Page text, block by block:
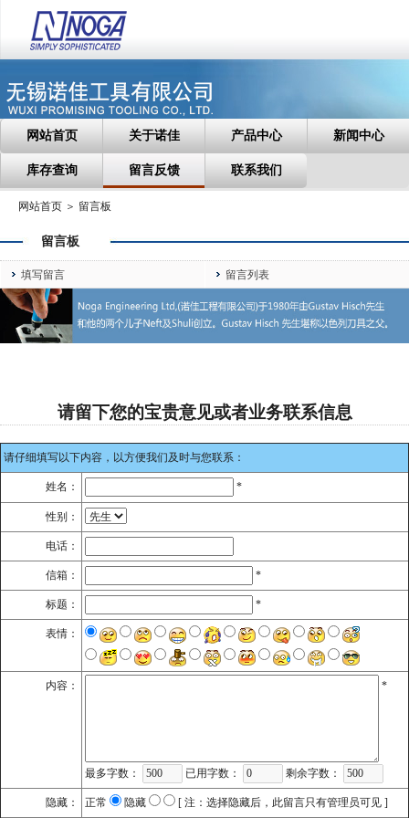
网站首页 关于诺佳 产品中心 新闻中心
库存查询 留言反馈 联系我们
网站首页 ＞ 留言板
留言板
填写留言 留言列表
请留下您的宝贵意见或者业务联系信息
请仔细填写以下内容，以方便我们及时与您联系：
姓名： *
性别：
电话：
信箱： *
标题： *
表情：
内容： *
最多字数： 已用字数： 剩余字数：
隐藏： 正常 隐藏 [ 注：选择隐藏后，此留言只有管理员可见 ]